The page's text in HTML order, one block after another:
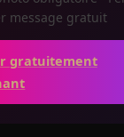
message gratuit
gratuitement